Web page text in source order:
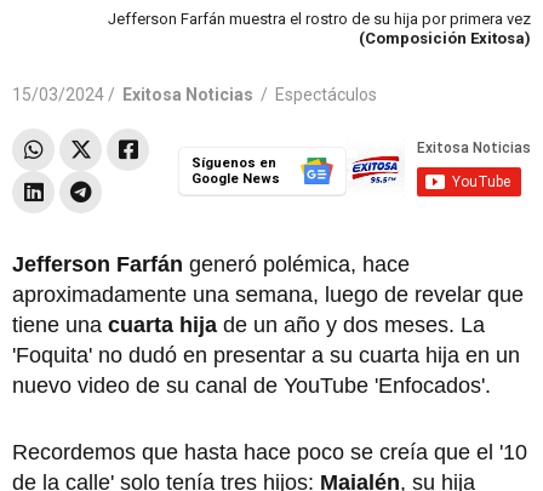
Jefferson Farfán muestra el rostro de su hija por primera vez
(Composición Exitosa)
15/03/2024 / Exitosa Noticias / Espectáculos
Síguenos en
Google News
Jefferson Farfán generó polémica, hace
aproximadamente una semana, luego de revelar que
tiene una cuarta hija de un año y dos meses. La
'Foquita' no dudó en presentar a su cuarta hija en un
nuevo video de su canal de YouTube 'Enfocados'.
Recordemos que hasta hace poco se creía que el '10
de la calle' solo tenía tres hijos: Maialén, su hija